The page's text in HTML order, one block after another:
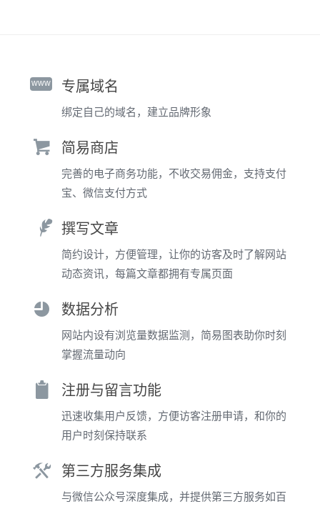
www 专属域名
绑定自己的域名，建立品牌形象
简易商店
完善的电子商务功能，不收交易佣金，支持支付
宝、微信支付方式
撰写文章
简约设计，方便管理，让你的访客及时了解网站
动态资讯，每篇文章都拥有专属页面
数据分析
网站内设有浏览量数据监测，简易图表助你时刻
掌握流量动向
注册与留言功能
迅速收集用户反馈，方便访客注册申请，和你的
用户时刻保持联系
第三方服务集成
与微信公众号深度集成，并提供第三方服务如百